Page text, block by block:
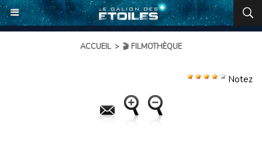
ACCUEIL > 🎬 FILMOTHÈQUE
Notez